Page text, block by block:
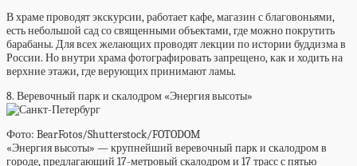
В храме проводят экскурсии, работает кафе, магазин с благовоньями,
есть небольшой сад со священными объектами, где можно покрутить
барабаны. Для всех желающих проводят лекции по истории буддизма в
России. Но внутри храма фотографировать запрещено, как и ходить на
верхние этажи, где верующих принимают ламы.
8. Веревочный парк и скалодром «Энергия высоты»
Фото: BearFotos/Shutterstock/FOTODOM
«Энергия высоты» — крупнейший веревочный парк и скалодром в
городе, предлагающий 17-метровый скалодром и 17 трасс с пятью